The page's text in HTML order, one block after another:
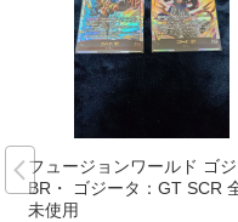
フュージョンワールド ゴ
BR・ ゴジータ：GT SCR
未使用